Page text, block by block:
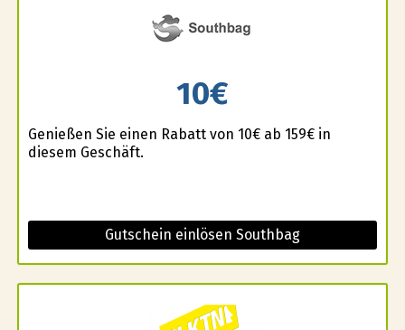
10€
Genießen Sie einen Rabatt von 10€ ab 159€ in
diesem Geschäft.
Gutschein einlösen Southbag